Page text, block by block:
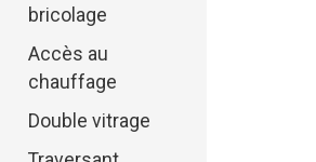
bricolage
Accès au
chauffage
Double vitrage